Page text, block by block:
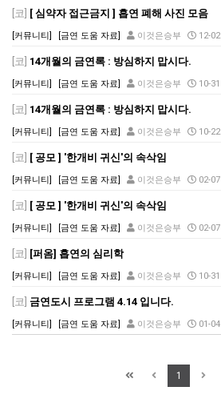
[코] [ 심약자 접근금지 ] 흡연 폐해 사진 모음
[커뮤니티] [금연 도움 자료] 이것은승부 12-02
[코] 14개월의 금연록 : 방심하지 맙시다.
[커뮤니티] [금연 도움 자료] 이것은승부 10-31
[코] 14개월의 금연록 : 방심하지 맙시다.
[커뮤니티] [금연 도움 자료] 이것은승부 10-22
[코] [ 공모 ] '한개비 귀신'의 속삭임
[커뮤니티] [금연 도움 자료] 이것은승부 02-07
[코] [ 공모 ] '한개비 귀신'의 속삭임
[커뮤니티] [금연 도움 자료] 이것은승부 02-07
[코] [퍼옴] 흡연의 심리학
[커뮤니티] [금연 도움 자료] 이것은승부 10-31
[코] 금연도시 프로그램 4.14 입니다.
[커뮤니티] [금연 도움 자료] 이것은승부 01-04
1